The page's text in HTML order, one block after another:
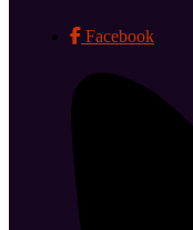
Facebook